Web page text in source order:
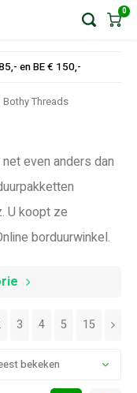
0
en BE € 150,-
Bothy Threads
even anders dan
U koopt ze
borduurwinkel.
bekeken
3 4 5 15